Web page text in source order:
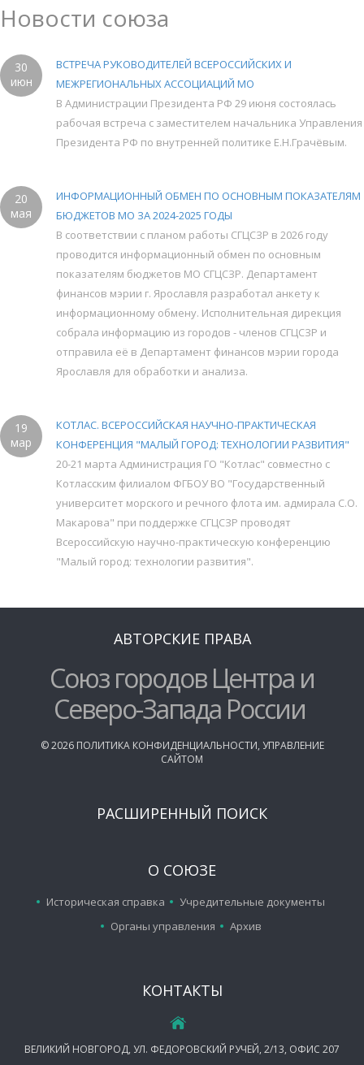
Новости союза
30
июн
ВСТРЕЧА РУКОВОДИТЕЛЕЙ ВСЕРОССИЙСКИХ И
МЕЖРЕГИОНАЛЬНЫХ АССОЦИАЦИЙ МО
В Администрации Президента РФ 29 июня состоялась
рабочая встреча с заместителем начальника Управления
Президента РФ по внутренней политике Е.Н.Грачёвым.
20
мая
ИНФОРМАЦИОННЫЙ ОБМЕН ПО ОСНОВНЫМ ПОКАЗАТЕЛЯМ
БЮДЖЕТОВ МО ЗА 2024-2025 ГОДЫ
В соответствии с планом работы СГЦСЗР в 2026 году
проводится информационный обмен по основным
показателям бюджетов МО СГЦСЗР. Департамент
финансов мэрии г. Ярославля разработал анкету к
информационному обмену. Исполнительная дирекция
собрала информацию из городов - членов СГЦСЗР и
отправила её в Департамент финансов мэрии города
Ярославля для обработки и анализа.
19
мар
КОТЛАС. ВСЕРОССИЙСКАЯ НАУЧНО-ПРАКТИЧЕСКАЯ
КОНФЕРЕНЦИЯ "МАЛЫЙ ГОРОД: ТЕХНОЛОГИИ РАЗВИТИЯ"
20-21 марта Администрация ГО "Котлас" совместно с
Котласским филиалом ФГБОУ ВО "Государственный
университет морского и речного флота им. адмирала С.О.
Макарова" при поддержке СГЦСЗР проводят
Всероссийскую научно-практическую конференцию
"Малый город: технологии развития".
АВТОРСКИЕ ПРАВА
Союз городов Центра и
Северо-Запада России
©2026 ПОЛИТИКА КОНФИДЕНЦИАЛЬНОСТИ, УПРАВЛЕНИЕ
САЙТОМ
РАСШИРЕННЫЙ ПОИСК
О СОЮЗЕ
Историческая справка
Учредительные документы
Органы управления
Архив
КОНТАКТЫ
ВЕЛИКИЙ НОВГОРОД, УЛ. ФЕДОРОВСКИЙ РУЧЕЙ, 2/13, ОФИС 207